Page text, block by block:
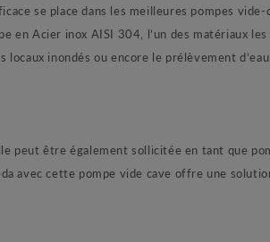
se place dans les meilleures pompes vide-
en Acier inox AISI 304, l’un des matériaux les
inondés ou encore le prélèvement d’eau
peut être également sollicitée en tant que
avec cette pompe vide cave offre une